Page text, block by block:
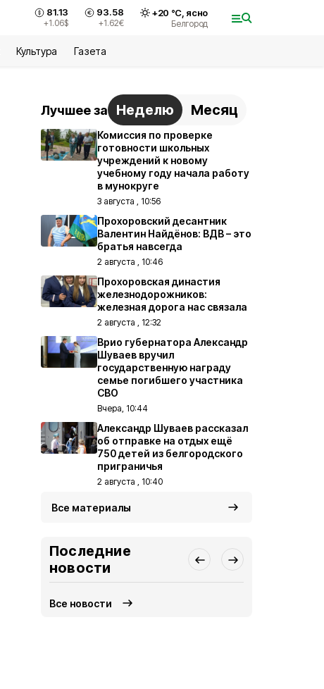
81.13
+1.06$
93.58
+1.62€
+20 °С, ясно
Белгород
Культура Газета
Лучшее за Неделю Месяц
Комиссия по проверке
готовности школьных
учреждений к новому
учебному году начала работу
в мунокруге
3 августа , 10:56
Прохоровский десантник
Валентин Найдёнов: ВДВ – это
братья навсегда
2 августа , 10:46
Прохоровская династия
железнодорожников:
железная дорога нас связала
2 августа , 12:32
Врио губернатора Александр
Шуваев вручил
государственную награду
семье погибшего участника
СВО
Вчера, 10:44
Александр Шуваев рассказал
об отправке на отдых ещё
750 детей из белгородского
приграничья
2 августа , 10:40
Все материалы
Последние
новости
Все новости